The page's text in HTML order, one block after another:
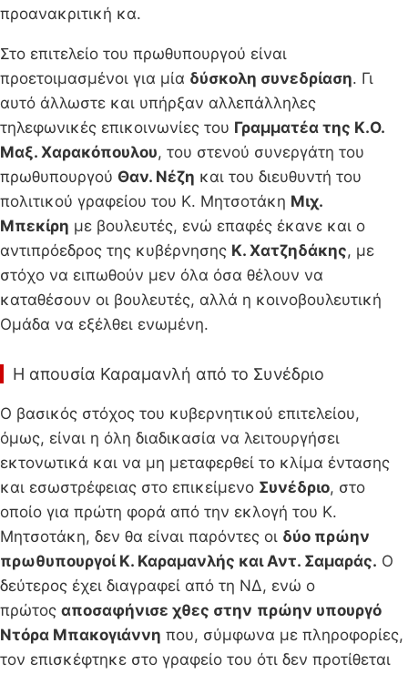
προανακριτική κα.
Στο επιτελείο του πρωθυπουργού είναι
προετοιμασμένοι για μία δύσκολη συνεδρίαση. Γι
αυτό άλλωστε και υπήρξαν αλλεπάλληλες
τηλεφωνικές επικοινωνίες του Γραμματέα της Κ.Ο.
Μαξ. Χαρακόπουλου, του στενού συνεργάτη του
πρωθυπουργού Θαν. Νέζη και του διευθυντή του
πολιτικού γραφείου του Κ. Μητσοτάκη Μιχ.
Μπεκίρη με βουλευτές, ενώ επαφές έκανε και ο
αντιπρόεδρος της κυβέρνησης Κ. Χατζηδάκης, με
στόχο να ειπωθούν μεν όλα όσα θέλουν να
καταθέσουν οι βουλευτές, αλλά η κοινοβουλευτική
Ομάδα να εξέλθει ενωμένη.
Η απουσία Καραμανλή από το Συνέδριο
Ο βασικός στόχος του κυβερνητικού επιτελείου,
όμως, είναι η όλη διαδικασία να λειτουργήσει
εκτονωτικά και να μη μεταφερθεί το κλίμα έντασης
και εσωστρέφειας στο επικείμενο Συνέδριο, στο
οποίο για πρώτη φορά από την εκλογή του Κ.
Μητσοτάκη, δεν θα είναι παρόντες οι δύο πρώην
πρωθυπουργοί Κ. Καραμανλής και Αντ. Σαμαράς. Ο
δεύτερος έχει διαγραφεί από τη ΝΔ, ενώ ο
πρώτος αποσαφήνισε χθες στην πρώην υπουργό
Ντόρα Μπακογιάννη που, σύμφωνα με πληροφορίες,
τον επισκέφτηκε στο γραφείο του ότι δεν προτίθεται